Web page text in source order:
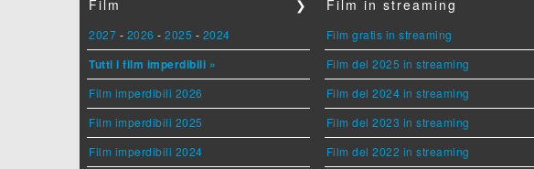
Film ❯
2027 - 2026 - 2025 - 2024
Tutti i film imperdibili »
Film imperdibili 2026
Film imperdibili 2025
Film imperdibili 2024
Film in streaming
Film gratis in streaming
Film del 2025 in streaming
Film del 2024 in streaming
Film del 2023 in streaming
Film del 2022 in streaming